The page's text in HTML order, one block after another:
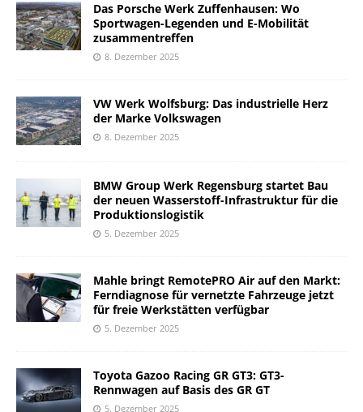
Das Porsche Werk Zuffenhausen: Wo
Sportwagen-Legenden und E-Mobilität
zusammentreffen
8. Dezember 2025
VW Werk Wolfsburg: Das industrielle Herz
der Marke Volkswagen
8. Dezember 2025
BMW Group Werk Regensburg startet Bau
der neuen Wasserstoff-Infrastruktur für die
Produktionslogistik
5. Dezember 2025
Mahle bringt RemotePRO Air auf den Markt:
Ferndiagnose für vernetzte Fahrzeuge jetzt
für freie Werkstätten verfügbar
5. Dezember 2025
Toyota Gazoo Racing GR GT3: GT3-
Rennwagen auf Basis des GR GT
5. Dezember 2025